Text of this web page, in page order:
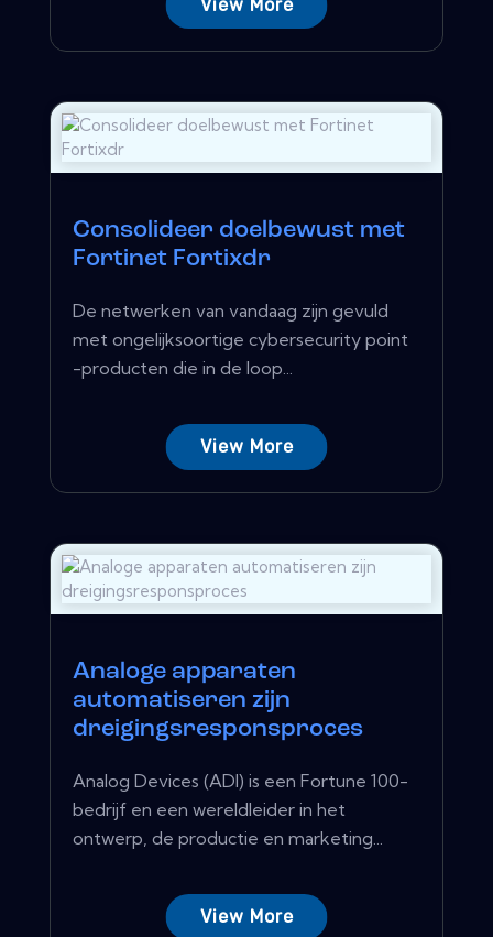
View More
Consolideer doelbewust met
Fortinet Fortixdr
De netwerken van vandaag zijn gevuld
met ongelijksoortige cybersecurity point
-producten die in de loop...
View More
Analoge apparaten
automatiseren zijn
dreigingsresponsproces
Analog Devices (ADI) is een Fortune 100-
bedrijf en een wereldleider in het
ontwerp, de productie en marketing...
View More